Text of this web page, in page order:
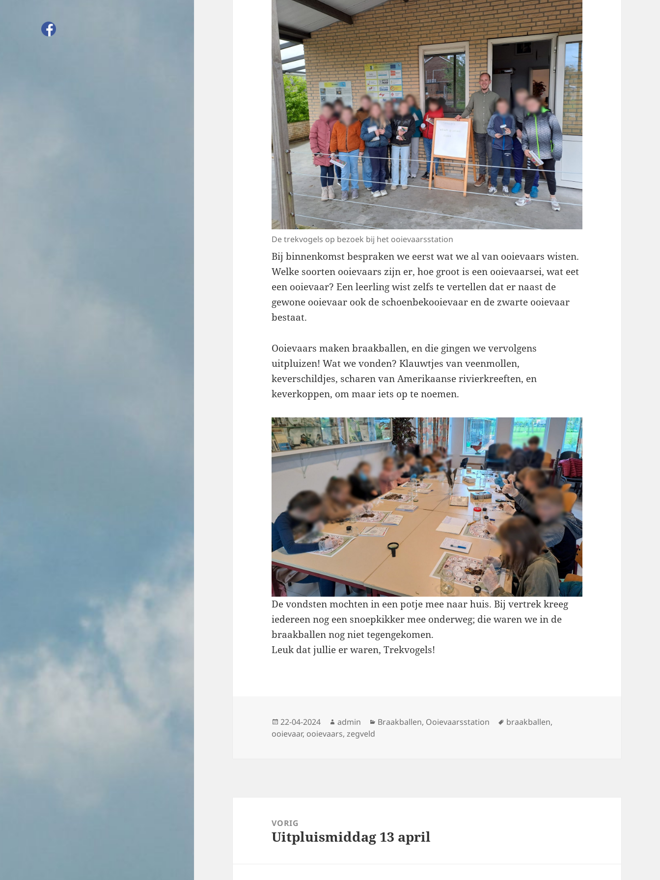
De trekvogels op bezoek bij het ooievaarsstation
Bij binnenkomst bespraken we eerst wat we al van ooievaars wisten.
Welke soorten ooievaars zijn er, hoe groot is een ooievaarsei, wat eet
een ooievaar? Een leerling wist zelfs te vertellen dat er naast de
gewone ooievaar ook de schoenbekooievaar en de zwarte ooievaar
bestaat.
Ooievaars maken braakballen, en die gingen we vervolgens
uitpluizen! Wat we vonden? Klauwtjes van veenmollen,
keverschildjes, scharen van Amerikaanse rivierkreeften, en
keverkoppen, om maar iets op te noemen.
De vondsten mochten in een potje mee naar huis. Bij vertrek kreeg
iedereen nog een snoepkikker mee onderweg; die waren we in de
braakballen nog niet tegengekomen.
Leuk dat jullie er waren, Trekvogels!
Geplaatst
op
22-04-2024 Auteur
admin Categorieën
Braakballen, Ooievaarsstation Tags
braakballen,
ooievaar, ooievaars,zegveld
navigatieVORIG
Vorig
Uitpluismiddag 13 april